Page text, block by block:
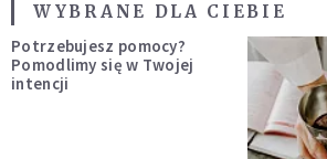
WYBRANE DLA CIEBIE
Potrzebujesz pomocy?
Pomodlimy się w Twojej
intencji